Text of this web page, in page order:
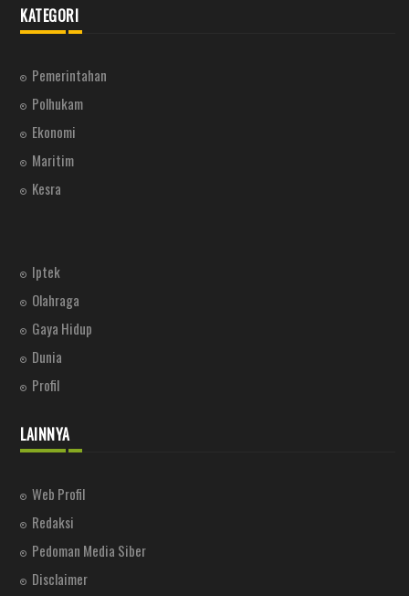
KATEGORI
Pemerintahan
Polhukam
Ekonomi
Maritim
Kesra
Iptek
Olahraga
Gaya Hidup
Dunia
Profil
LAINNYA
Web Profil
Redaksi
Pedoman Media Siber
Disclaimer